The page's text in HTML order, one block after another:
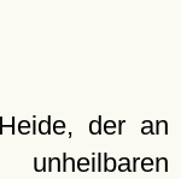
der an